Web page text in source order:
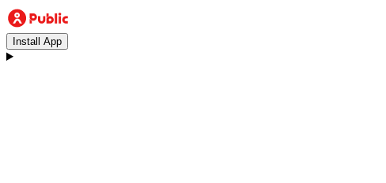
Install App